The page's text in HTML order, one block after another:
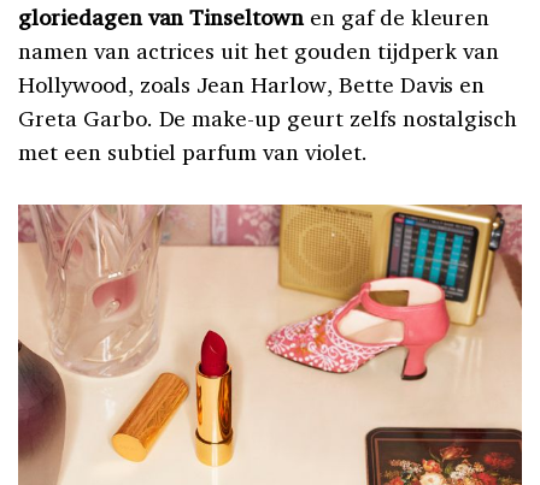
gloriedagen van Tinseltown en gaf de kleuren
namen van actrices uit het gouden tijdperk van
Hollywood, zoals Jean Harlow, Bette Davis en
Greta Garbo. De make-up geurt zelfs nostalgisch
met een subtiel parfum van violet.